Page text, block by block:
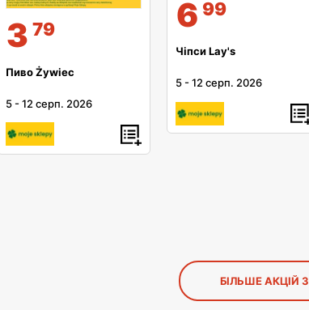
3 79
Пиво Żywiec
5 -12 серп. 2026
6 99
Чіпси Lay's
5 -12 серп. 2026
БІЛЬШЕ АКЦІЙ З